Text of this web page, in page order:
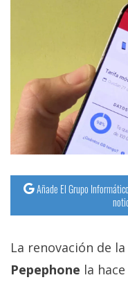
Añade El Grupo
La renovación de la
Pepephone la